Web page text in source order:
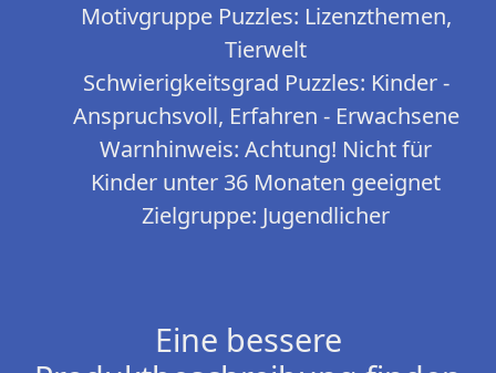
Motivgruppe Puzzles: Lizenzthemen,
Tierwelt
Schwierigkeitsgrad Puzzles: Kinder -
Anspruchsvoll, Erfahren - Erwachsene
Warnhinweis: Achtung! Nicht für
Kinder unter 36 Monaten geeignet
Zielgruppe: Jugendlicher
Eine bessere